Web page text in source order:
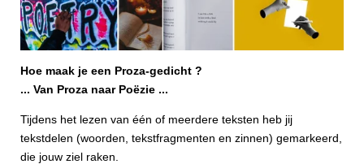
Hoe maak je een Proza-gedicht ?
... Van Proza naar Poëzie ...
Tijdens het lezen van één of meerdere teksten heb jij
tekstdelen (woorden, tekstfragmenten en zinnen) gemarkeerd,
die jouw ziel raken.